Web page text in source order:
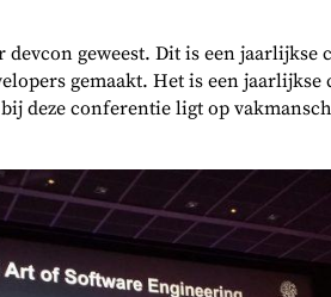
geweest. Dit is een
gemaakt. Het is een
deze conferentie ligt op